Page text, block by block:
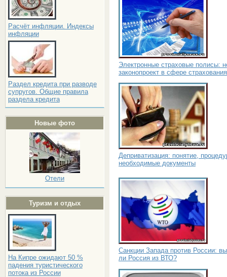
Расчёт инфляции. Индексы
инфляции
Раздел кредита при разводе
супругов. Общие правила
раздела кредита
Новые фото
Отели
Туризм и отдых
На Кипре ожидают 50 %
падения туристического
потока из России
Электронные страховые полисы:
законопроект в сфере страхования
Деприватизация: понятие,
необходимые документы
Санкции Запада против России:
ли Россия из ВТО?